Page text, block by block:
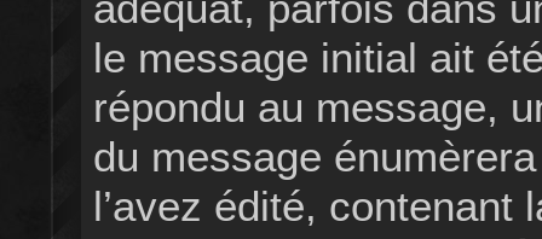
le message initial ait
répondu au message,
du message
l’avez édité, contenant